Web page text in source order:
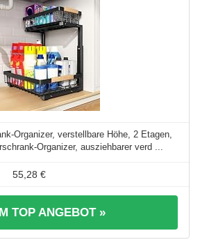
Organizer, verstellbare Höhe, 2 Etagen,
Organizer, ausziehbarer verd ...
55,28 €
TOP ANGEBOT »